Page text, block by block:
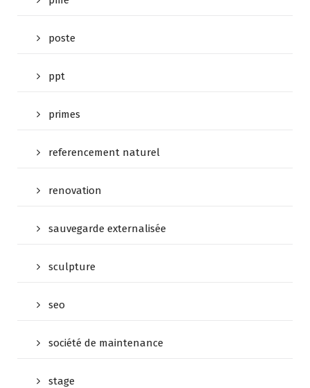
poste
ppt
primes
referencement naturel
renovation
sauvegarde externalisée
sculpture
seo
société de maintenance
stage